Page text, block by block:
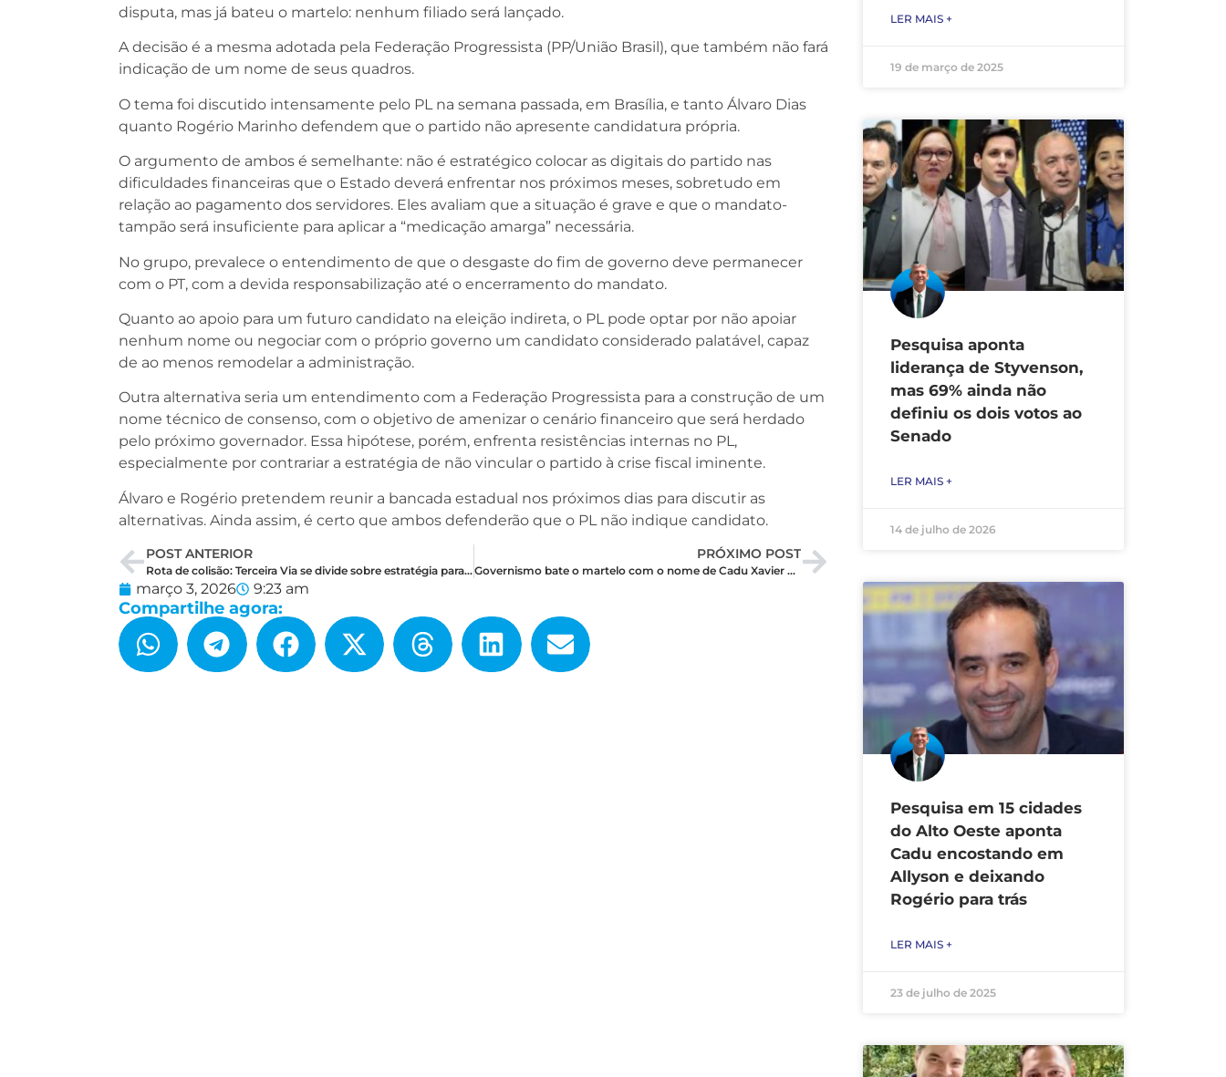
disputa, mas já bateu o martelo: nenhum filiado será lançado.
A decisão é a mesma adotada pela Federação Progressista (PP/União Brasil), que também não fará
indicação de um nome de seus quadros.
O tema foi discutido intensamente pelo PL na semana passada, em Brasília, e tanto Álvaro Dias
quanto Rogério Marinho defendem que o partido não apresente candidatura própria.
O argumento de ambos é semelhante: não é estratégico colocar as digitais do partido nas
dificuldades financeiras que o Estado deverá enfrentar nos próximos meses, sobretudo em
relação ao pagamento dos servidores. Eles avaliam que a situação é grave e que o mandato-
tampão será insuficiente para aplicar a “medicação amarga” necessária.
No grupo, prevalece o entendimento de que o desgaste do fim de governo deve permanecer
com o PT, com a devida responsabilização até o encerramento do mandato.
Quanto ao apoio para um futuro candidato na eleição indireta, o PL pode optar por não apoiar
nenhum nome ou negociar com o próprio governo um candidato considerado palatável, capaz
de ao menos remodelar a administração.
Outra alternativa seria um entendimento com a Federação Progressista para a construção de um
nome técnico de consenso, com o objetivo de amenizar o cenário financeiro que será herdado
pelo próximo governador. Essa hipótese, porém, enfrenta resistências internas no PL,
especialmente por contrariar a estratégia de não vincular o partido à crise fiscal iminente.
Álvaro e Rogério pretendem reunir a bancada estadual nos próximos dias para discutir as
alternativas. Ainda assim, é certo que ambos defenderão que o PL não indique candidato.
POST ANTERIOR
Rota de colisão: Terceira Via se divide sobre estratégia para o mandato-tampão no RN
PRÓXIMO POST
Governismo bate o martelo com o nome de Cadu Xavier para o mandato-tampão
março 3, 2026 9:23 am
Compartilhe agora:
LER MAIS +
19 de março de 2025
Pesquisa aponta
liderança de Styvenson,
mas 69% ainda não
definiu os dois votos ao
Senado
LER MAIS +
14 de julho de 2026
Pesquisa em 15 cidades
do Alto Oeste aponta
Cadu encostando em
Allyson e deixando
Rogério para trás
LER MAIS +
23 de julho de 2025